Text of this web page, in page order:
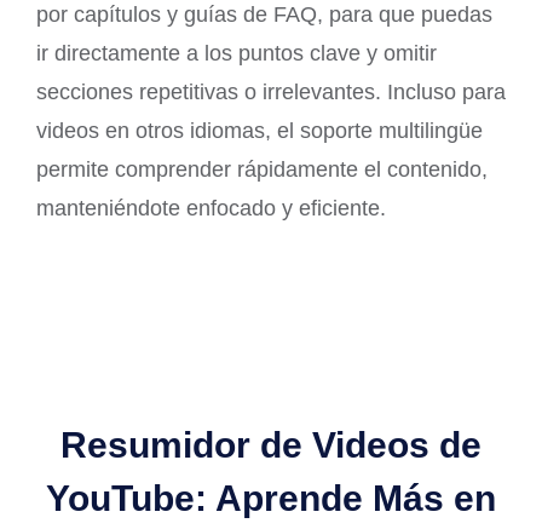
por capítulos y guías de FAQ, para que puedas
ir directamente a los puntos clave y omitir
secciones repetitivas o irrelevantes. Incluso para
videos en otros idiomas, el soporte multilingüe
permite comprender rápidamente el contenido,
manteniéndote enfocado y eficiente.
Resumidor de Videos de
YouTube: Aprende Más en